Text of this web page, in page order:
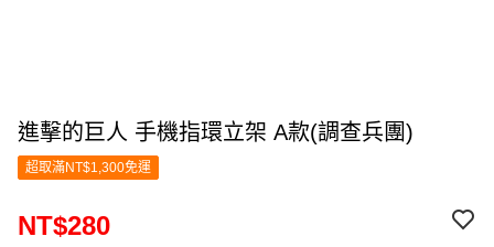
進擊的巨人 手機指環立架 A款(調查兵團)
超取滿NT$1,300免運
NT$280